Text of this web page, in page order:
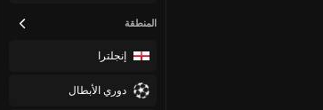
المنطقة
إنجلترا
دوري الأبطال